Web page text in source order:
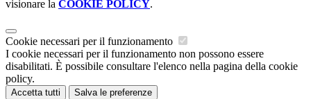
visionare la COOKIE POLICY.
Cookie necessari per il funzionamento
I cookie necessari per il funzionamento non possono essere
disabilitati. È possibile consultare l'elenco nella pagina della cookie
policy.
Accetta tutti Salva le preferenze